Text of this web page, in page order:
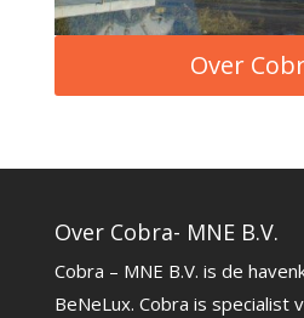
Over
Over Cobra- MNE B.V.
Cobra – MNE B.V. is de
BeNeLux. Cobra is specialist